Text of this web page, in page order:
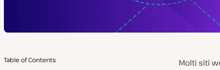
Table of Contents
Molti siti